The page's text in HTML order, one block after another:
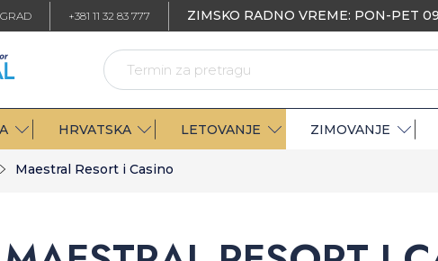
+381 11 32 83 777 ZIMSKO RADNO VREME: PON-PET
HRVATSKA LETOVANJE ZIMOVANJE
Maestral Resort i Casino